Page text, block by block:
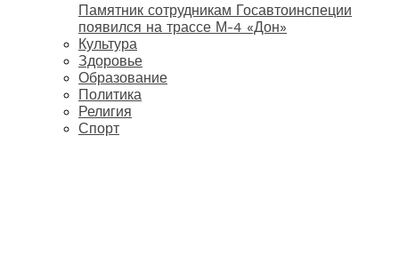
Памятник сотрудникам Госавтоинспеции
появился на трассе М-4 «Дон»
Культура
Здоровье
Образование
Политика
Религия
Спорт